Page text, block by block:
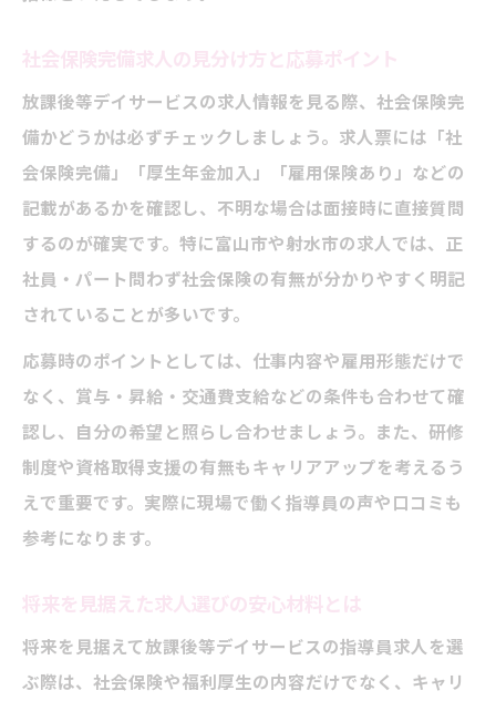
社会保険完備求人の見分け方と応募ポイント
放課後等デイサービスの求人情報を見る際、社会保険完
備かどうかは必ずチェックしましょう。求人票には「社
会保険完備」「厚生年金加入」「雇用保険あり」などの
記載があるかを確認し、不明な場合は面接時に直接質問
するのが確実です。特に富山市や射水市の求人では、正
社員・パート問わず社会保険の有無が分かりやすく明記
されていることが多いです。
応募時のポイントとしては、仕事内容や雇用形態だけで
なく、賞与・昇給・交通費支給などの条件も合わせて確
認し、自分の希望と照らし合わせましょう。また、研修
制度や資格取得支援の有無もキャリアアップを考えるう
えで重要です。実際に現場で働く指導員の声や口コミも
参考になります。
将来を見据えた求人選びの安心材料とは
将来を見据えて放課後等デイサービスの指導員求人を選
ぶ際は、社会保険や福利厚生の内容だけでなく、キャリ